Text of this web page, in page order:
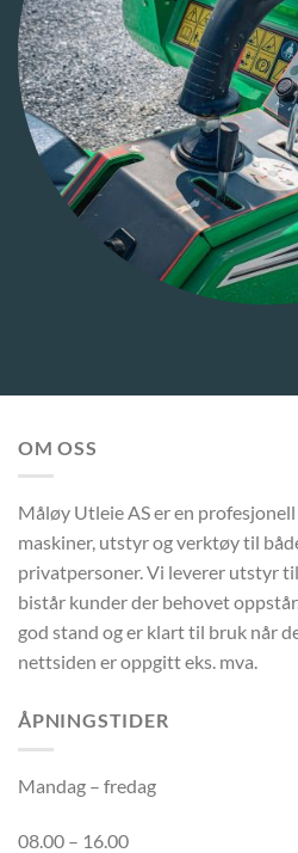
OM OSS
Måløy Utleie AS er en
maskiner, utstyr og verktøy til
privatpersoner. Vi leverer utstyr
bistår kunder der behovet
god stand og er klart til bruk når
nettsiden er oppgitt eks. mva.
ÅPNINGSTIDER
Mandag – fredag
08.00 – 16.00